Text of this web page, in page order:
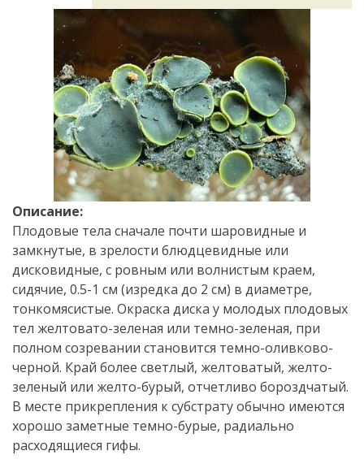
Описание:
Плодовые тела сначале почти шаровидные и
замкнутые, в зрелости блюдцевидные или
дисковидные, с ровным или волнистым краем,
сидячие, 0.5-1 см (изредка до 2 см) в диаметре,
тонкомясистые. Окраска диска у молодых плодовых
тел желтовато-зеленая или темно-зеленая, при
полном созревании становится темно-оливково-
черной. Край более светлый, желтоватый, желто-
зеленый или желто-бурый, отчетливо бороздчатый.
В месте прикрепления к субстрату обычно имеются
хорошо заметные темно-бурые, радиально
расходящиеся гифы.